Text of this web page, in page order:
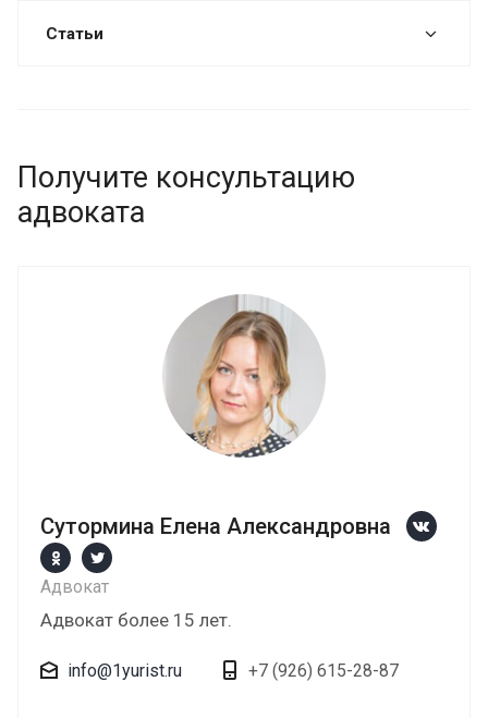
Статьи
Получите консультацию
адвоката
Сутормина Елена Александровна
Адвокат
Адвокат более 15 лет.
info@1yurist.ru +7 (926) 615-28-87